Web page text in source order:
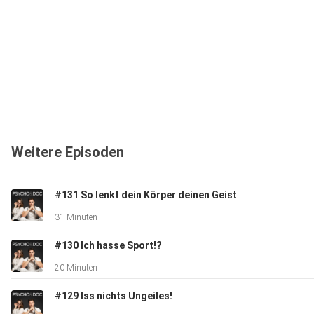
Weitere Episoden
#131 So lenkt dein Körper deinen Geist
31 Minuten
#130 Ich hasse Sport!?
20 Minuten
#129 Iss nichts Ungeiles!